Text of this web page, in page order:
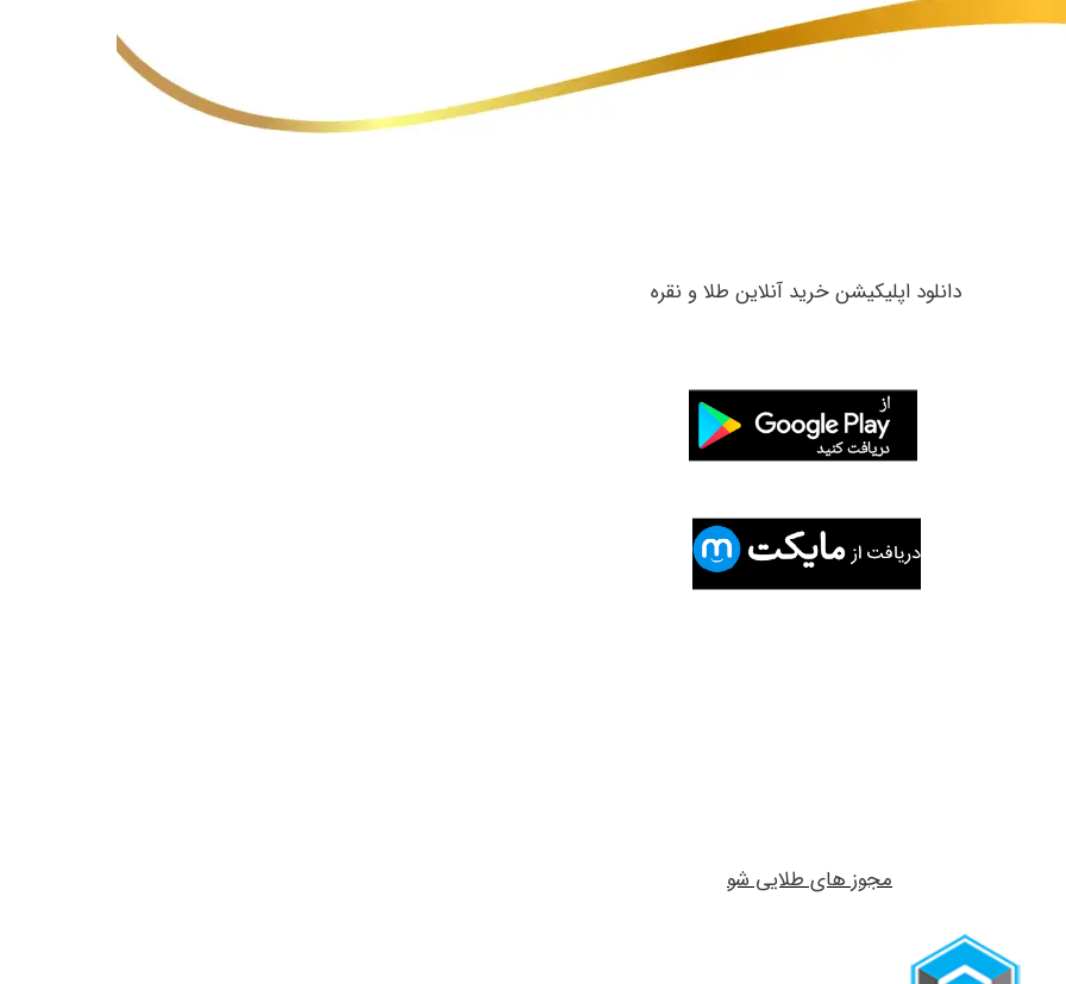
​دانلود اپلیکیشن خرید آنلاین طلا و نقره
مجوز های طلایی شو